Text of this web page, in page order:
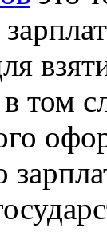
том